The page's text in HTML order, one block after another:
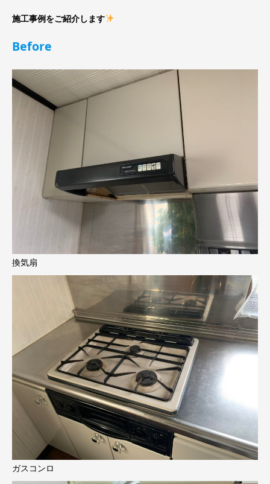
施工事例をご紹介します
Before
換気扇
ガスコンロ